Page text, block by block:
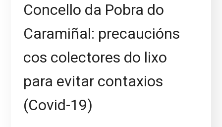
Concello da Pobra do
Caramiñal: precaucións
cos colectores do lixo
para evitar contaxios
(Covid-19)